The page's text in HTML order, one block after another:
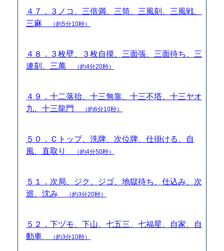
４７．３ノコ、三倍満、三筒、三風刻、三風戦、
三麻
（約5分10秒）
４８．３枚壁、３枚自摸、三面張、三面待ち、三
連刻、三萬
（約4分20秒）
４９．十二落抬、十三無靠、十三不塔、十三ヤオ
九、十三龍門
（約6分10秒）
５０．Ｃトップ、洗牌、次位牌、仕掛ける、自
風、直取り
（約4分50秒）
５１．次局、ジク、ジゴ、地獄待ち、仕込み、次
巡、沈み
（約3分20秒）
５２．下ヅモ、下山、七五三、七福星、自家、自
動車
（約3分10秒）